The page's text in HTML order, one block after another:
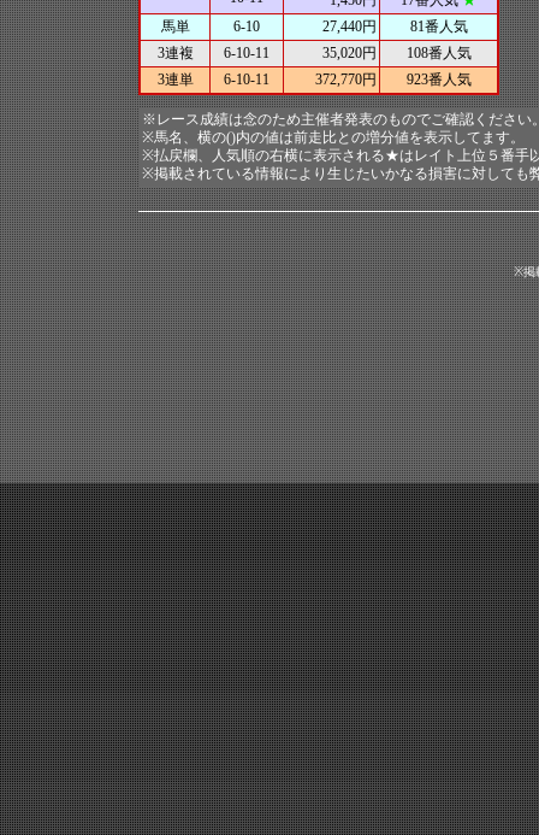
馬単
6-10 27,440円
81番人気
3連複
6-10-11 35,020円
108番人気
3連単
6-10-11 372,770円 923番人気
※レース成績は念のため主催者発表のものでご確認ください
※馬名、横の()内の値は前走比との増分値を表示してます。
※払戻欄、人気順の右横に表示される★はレイト上位５番手
※掲載されている情報により生じたいかなる損害に対しても
※掲